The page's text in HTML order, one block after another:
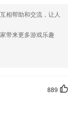
相帮助和交流，让人
带来更多游戏乐趣
889